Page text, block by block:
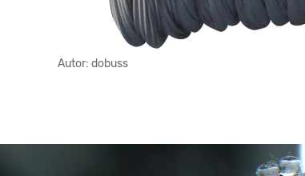
Autor: dobuss